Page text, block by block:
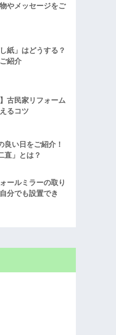
やメッセージをご
紙」はどうする？
紹介
古民家リフォーム
るコツ
良い日をご紹介！
直」とは？
ールミラーの取り
分でも設置でき